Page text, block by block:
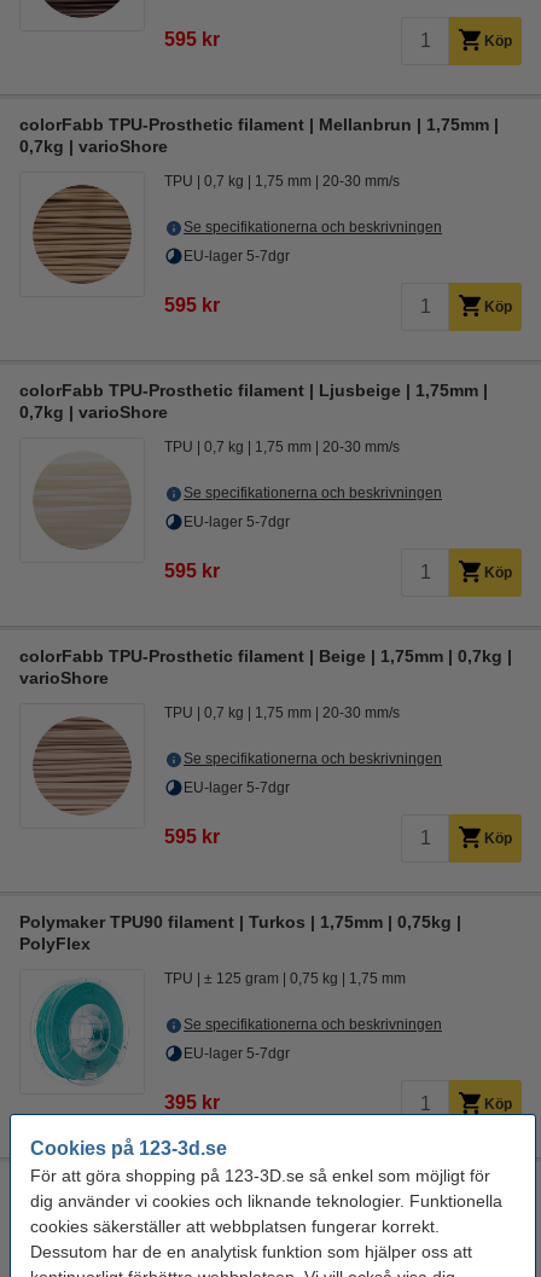
Cookies på 123-3d.se
För att göra shopping på 123-3D.se så enkel som möjligt för
dig använder vi cookies och liknande teknologier. Funktionella
cookies säkerställer att webbplatsen fungerar korrekt.
Dessutom har de en analytisk funktion som hjälper oss att
595 kr Köp
colorFabb TPU-Prosthetic filament | Mellanbrun | 1,75mm |
0,7kg | varioShore
TPU 0,7 kg 1,75 mm 20-30 mm/s
Se specifikationerna och beskrivningen
EU-lager 5-7dgr
595 kr Köp
colorFabb TPU-Prosthetic filament | Ljusbeige | 1,75mm |
0,7kg | varioShore
TPU 0,7 kg 1,75 mm 20-30 mm/s
Se specifikationerna och beskrivningen
EU-lager 5-7dgr
595 kr Köp
colorFabb TPU-Prosthetic filament | Beige | 1,75mm | 0,7kg |
varioShore
TPU 0,7 kg 1,75 mm 20-30 mm/s
Se specifikationerna och beskrivningen
EU-lager 5-7dgr
595 kr Köp
Polymaker TPU90 filament | Turkos | 1,75mm | 0,75kg |
PolyFlex
TPU ± 125 gram 0,75 kg 1,75 mm
Se specifikationerna och beskrivningen
EU-lager 5-7dgr
395 kr Köp
Polymaker TPU90 filament | Grå | 1,75mm | 0,75kg | PolyFlex
TPU ± 125 gram 0,75 kg 1,75 mm
Se specifikationerna och beskrivningen